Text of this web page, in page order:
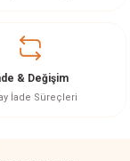
& Değişim
İade Süreçleri